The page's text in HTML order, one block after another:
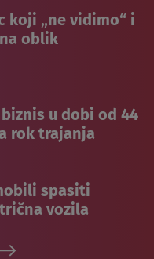
koji „ne vidimo“ i
oblik
u dobi od 44
rok trajanja
spasiti
vozila